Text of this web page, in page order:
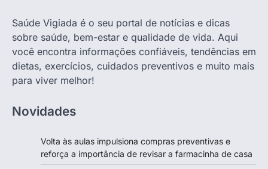
Saúde Vigiada é o seu portal de notícias e dicas
sobre saúde, bem-estar e qualidade de vida. Aqui
você encontra informações confiáveis, tendências em
dietas, exercícios, cuidados preventivos e muito mais
para viver melhor!
Novidades
Volta às aulas impulsiona compras preventivas e
reforça a importância de revisar a farmacinha de casa